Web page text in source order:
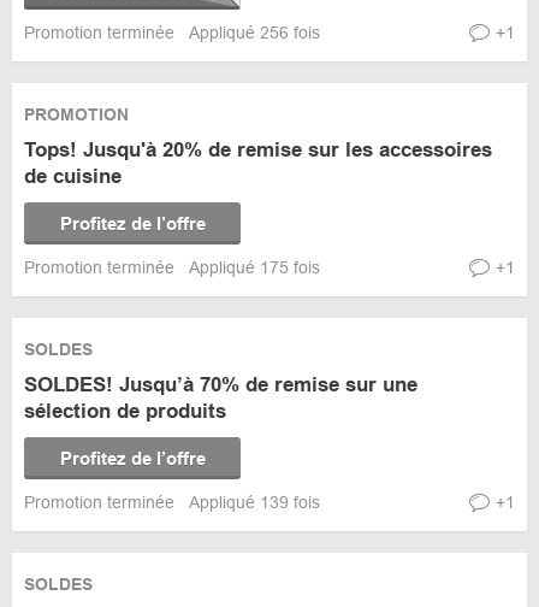
Promotion terminée Appliqué 256 fois +1
PROMOTION
Tops! Jusqu'à 20% de remise sur les accessoires
de cuisine
Profitez de l’offre
Promotion terminée Appliqué 175 fois +1
SOLDES
SOLDES! Jusqu’à 70% de remise sur une
sélection de produits
Profitez de l’offre
Promotion terminée Appliqué 139 fois +1
SOLDES